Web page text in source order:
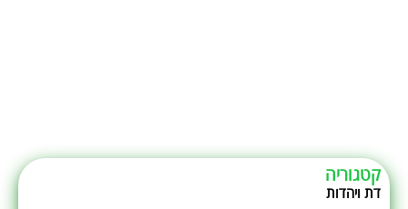
קטגוריה
דת ויהדות